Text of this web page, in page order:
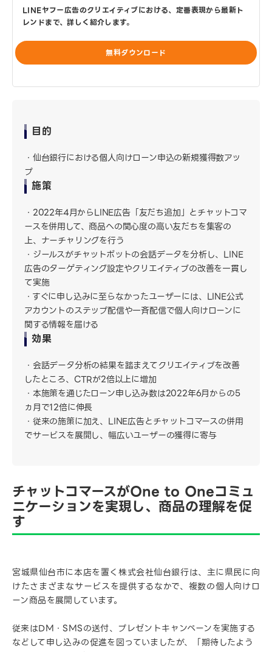
LINEヤフー広告のクリエイティブにおける、定番表現から最新ト
レンドまで、詳しく紹介します。
無料ダウンロード
目的
仙台銀行における個人向けローン申込の新規獲得数アッ
プ
施策
2022年4月からLINE広告「友だち追加」とチャットコマ
ースを併用して、商品への関心度の高い友だちを集客の
上、ナーチャリングを行う
ジールスがチャットボットの会話データを分析し、LINE
広告のターゲティング設定やクリエイティブの改善を一貫し
て実施
すぐに申し込みに至らなかったユーザーには、LINE公式
アカウントのステップ配信や一斉配信で個人向けローンに
関する情報を届ける
効果
会話データ分析の結果を踏まえてクリエイティブを改善
したところ、CTRが2倍以上に増加
本施策を通じたローン申し込み数は2022年6月からの5
ヵ月で12倍に伸長
従来の施策に加え、LINE広告とチャットコマースの併用
でサービスを展開し、幅広いユーザーの獲得に寄与
チャットコマースがOne to Oneコミュ
ニケーションを実現し、商品の理解を促
す
宮城県仙台市に本店を置く株式会社仙台銀行は、主に県民に向
けたさまざまなサービスを提供するなかで、複数の個人向けロ
ーン商品を展開しています。
従来はDM・SMSの送付、プレゼントキャンペーンを実施する
などして申し込みの促進を図っていましたが、「期待したよう